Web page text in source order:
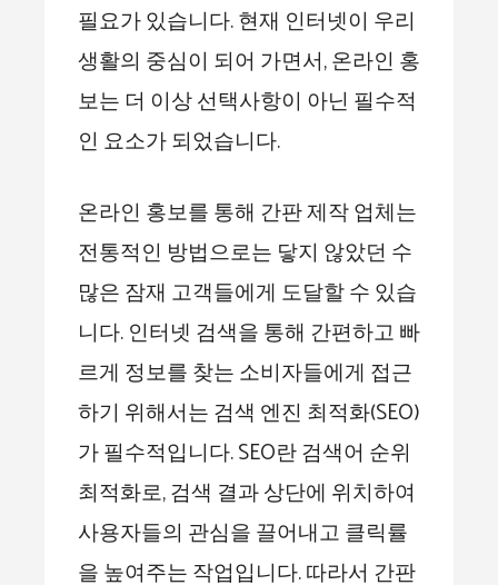
필요가 있습니다. 현재 인터넷이 우리
생활의 중심이 되어 가면서, 온라인 홍
보는 더 이상 선택사항이 아닌 필수적
인 요소가 되었습니다.
온라인 홍보를 통해 간판 제작 업체는
전통적인 방법으로는 닿지 않았던 수
많은 잠재 고객들에게 도달할 수 있습
니다. 인터넷 검색을 통해 간편하고 빠
르게 정보를 찾는 소비자들에게 접근
하기 위해서는 검색 엔진 최적화(SEO)
가 필수적입니다. SEO란 검색어 순위
최적화로, 검색 결과 상단에 위치하여
사용자들의 관심을 끌어내고 클릭률
을 높여주는 작업입니다. 따라서 간판